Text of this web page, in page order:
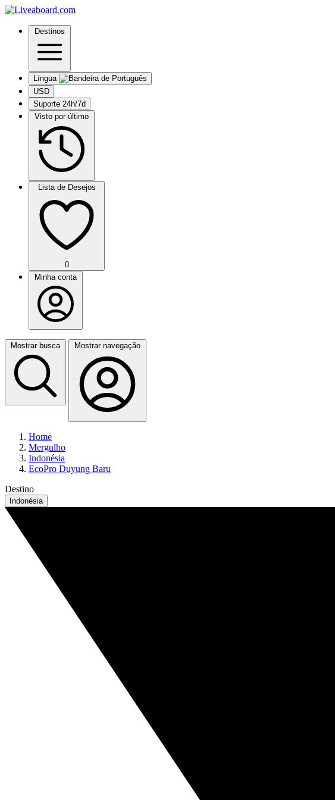
Destinos
Língua
USD
Suporte 24h/7d
Visto por último
Lista de Desejos
0
Minha conta
Mostrar busca Mostrar navegação
Home
Mergulho
Indonésia
EcoPro Duyung Baru
Destino
Indonésia